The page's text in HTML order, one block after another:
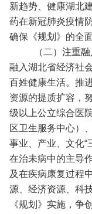
新趋势、健康湖北
药在新冠肺炎疫情
确保《规划》的全
（二）注重
融入湖北省经济社
百姓健康生活。推
资源的提质扩容，
级以上公立综合医
区卫生服务中心）
事业、产业、文化“
在治未病中的主导
及在疾病康复过程
源、经济资源、科
《规划》实施，争